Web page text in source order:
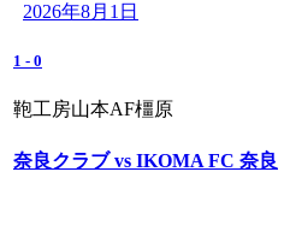
2026年8月1日
1 - 0
鞄工房山本AF橿原
奈良クラブ vs IKOMA FC 奈良